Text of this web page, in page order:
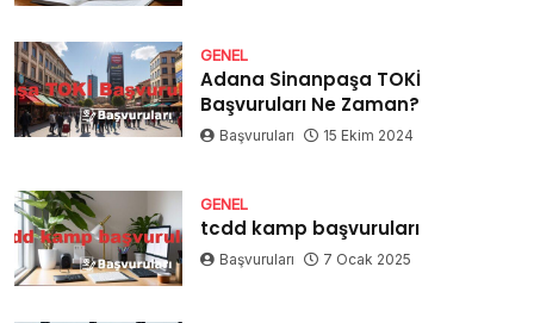
GENEL
Adana Sinanpaşa TOKİ
Başvuruları Ne Zaman?
Başvuruları 15 Ekim 2024
GENEL
tcdd kamp başvuruları
Başvuruları 7 Ocak 2025